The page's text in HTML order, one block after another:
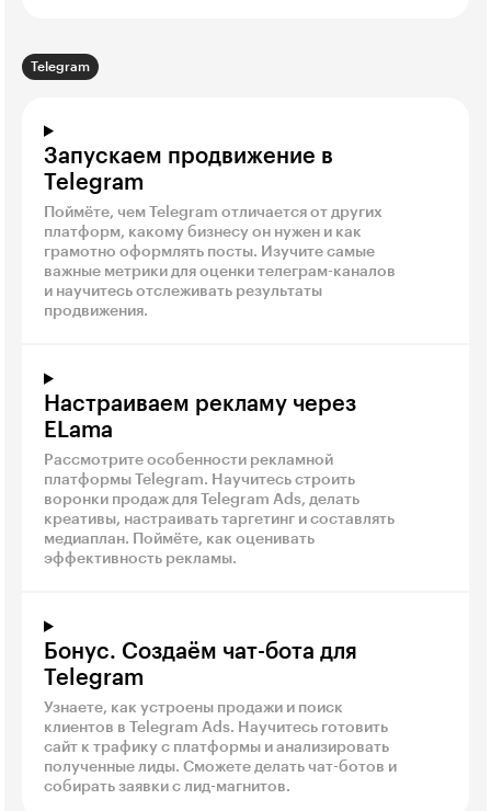
Telegram
Запускаем продвижение в
Telegram
Поймёте, чем Telegram отличается от других
платформ, какому бизнесу он нужен и как
грамотно оформлять посты. Изучите самые
важные метрики для оценки телеграм-каналов
и научитесь отслеживать результаты
продвижения.
Настраиваем рекламу через
ELama
Рассмотрите особенности рекламной
платформы Telegram. Научитесь строить
воронки продаж для Telegram Ads, делать
креативы, настраивать таргетинг и составлять
медиаплан. Поймёте, как оценивать
эффективность рекламы.
Бонус. Создаём чат-бота для
Telegram
Узнаете, как устроены продажи и поиск
клиентов в Telegram Ads. Научитесь готовить
сайт к трафику с платформы и анализировать
полученные лиды. Сможете делать чат-ботов и
собирать заявки с лид-магнитов.